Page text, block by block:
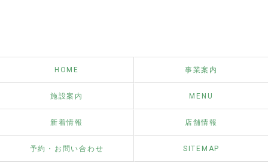
HOME 事業案内
施設案内 MENU
新着情報 店舗情報
予約・お問い合わせ SITEMAP